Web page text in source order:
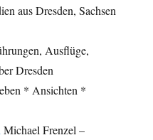
aus Dresden, Sachsen
Ausflüge,
Dresden
* Ansichten *
Michael Frenzel –